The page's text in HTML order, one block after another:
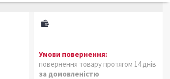
повернення товару протягом 14 днів
за домовленістю